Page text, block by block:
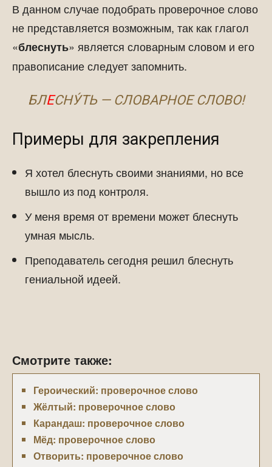
В данном случае подобрать проверочное слово
не представляется возможным, так как глагол
«блеснуть» является словарным словом и его
правописание следует запомнить.
БЛЕСНУ́ТЬ — СЛОВАРНОЕ СЛОВО!
Примеры для закрепления
Я хотел блеснуть своими знаниями, но все
вышло из под контроля.
У меня время от времени может блеснуть
умная мысль.
Преподаватель сегодня решил блеснуть
гениальной идеей.
Смотрите также:
Героический: проверочное слово
Жёлтый: проверочное слово
Карандаш: проверочное слово
Мёд: проверочное слово
Отворить: проверочное слово